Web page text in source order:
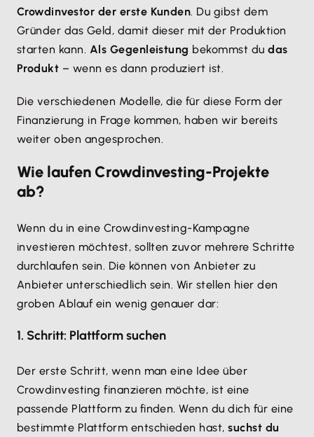
Crowdinvestor der erste Kunden. Du gibst dem
Gründer das Geld, damit dieser mit der Produktion
starten kann. Als Gegenleistung bekommst dudas
Produkt – wenn es dann produziert ist.
Die verschiedenen Modelle, die für diese Form der
Finanzierung in Frage kommen, haben wir bereits
weiter oben angesprochen.
Wie laufen Crowdinvesting-Projekte
ab?
Wenn du in eine Crowdinvesting-Kampagne
investieren möchtest, sollten zuvor mehrere Schritte
durchlaufen sein. Die können von Anbieter zu
Anbieter unterschiedlich sein. Wir stellen hier den
groben Ablauf ein wenig genauer dar:
1. Schritt: Plattform suchen
Der erste Schritt, wenn man eine Idee über
Crowdinvesting finanzieren möchte, ist eine
passende Plattform zu finden. Wenn du dich für eine
bestimmte Plattform entschieden hast,suchst du